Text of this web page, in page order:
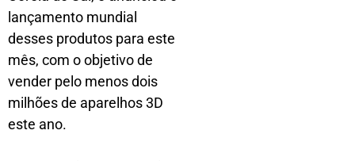
lançamento mundial
desses produtos para este
mês, com o objetivo de
vender pelo menos dois
milhões de aparelhos 3D
este ano.